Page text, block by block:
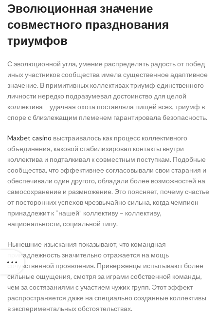
Эволюционная значение
совместного празднования
триумфов
С эволюционной угла, умение распределять радость от побед
иных участников сообщества имела существенное адаптивное
значение. В примитивных коллективах триумф единственного
личности нередко подразумевал достоинство для целой
коллектива – удачная охота поставляла пищей всех, триумф в
споре с близлежащим племенем гарантировала безопасность.
Maxbet casino выстраивалось как процесс коллективного
объединения, каковой стабилизировал контакты внутри
коллектива и подталкивал к совместным поступкам. Подобные
сообщества, что эффективнее согласовывали свои старания и
обеспечивали один другого, обладали более возможностей на
самосохранение и размножение. Это поясняет, почему счастье
от посторонних успехов чрезвычайно сильна, когда чемпион
принадлежит к “нашей” коллективу – коллективу,
национальности, социальной типу.
Нынешние изыскания показывают, что командная
принадлежность значительно отражается на мощь
сочувственной проявления. Приверженцы испытывают более
сильные ощущения, смотря за играми собственной команды,
чем за состязаниями с участием чужих групп. Этот эффект
распространяется даже на специально созданные коллективы
в экспериментальных обстоятельствах.